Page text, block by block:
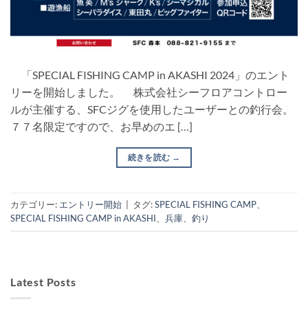
「SPECIAL FISHING CAMP in AKASHI 2024」のエント
リーを開始しました。 株式会社シーフロアコントロー
ルが主催する、SFCジグを使用したユーザーとの釣行会。
７７名限定ですので、お早めのエ […]
続きを読む →
カテゴリー: エントリー開始 タグ:SPECIAL FISHING CAMP
SPECIAL FISHING CAMP in AKASHI
兵庫 釣り
Latest Posts